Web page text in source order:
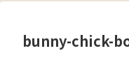
bunny-chick-